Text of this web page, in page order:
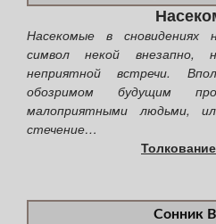
Насекомые в сновидениях
символ некой внезапно,
неприятной встречи.
обозримом будущим
малоприятными людьми,
стечение…
Сонник